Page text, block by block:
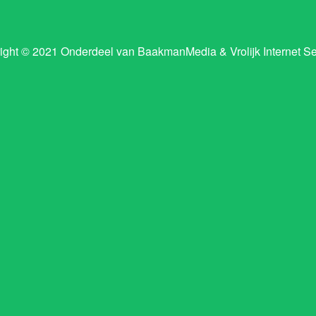
© 2021 Onderdeel van BaakmanMedia& Vrolijk Internet